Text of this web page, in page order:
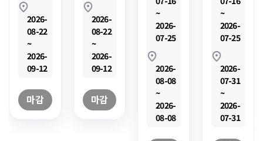
2026-
08-22
~
2026-
09-12
마감
2026-
08-22
~
2026-
09-12
마감
~
2026-
07-25
2026-
08-08
~
2026-
08-08
~
2026-
07-25
2026-
07-31
~
2026-
07-31